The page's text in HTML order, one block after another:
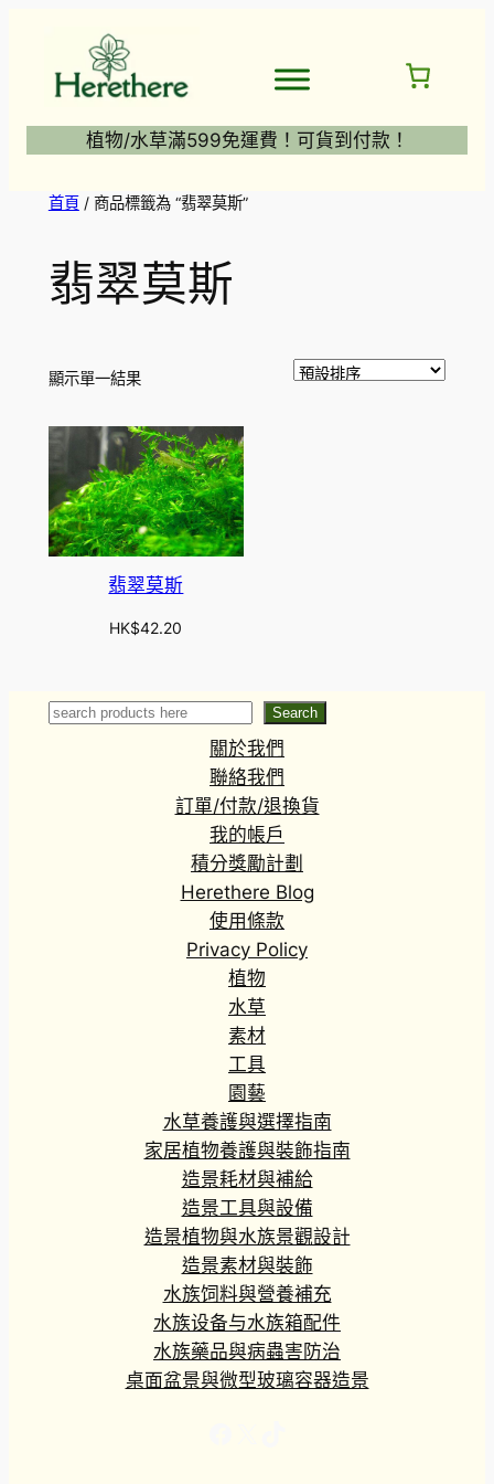
植物/水草滿599免運費！可貨到付款！
首頁/ 商品標籤為 “翡翠莫斯”
翡翠莫斯
顯示單一結果
翡翠莫斯
HK$42.20
Search Search
關於我們
聯絡我們
訂單/付款/退換貨
我的帳戶
積分獎勵計劃
Herethere Blog
使用條款
Privacy Policy
植物
水草
素材
工具
園藝
水草養護與選擇指南
家居植物養護與裝飾指南
造景耗材與補給
造景工具與設備
造景植物與水族景觀設計
造景素材與裝飾
水族饲料與營養補充
水族设备与水族箱配件
水族藥品與病蟲害防治
桌面盆景與微型玻璃容器造景